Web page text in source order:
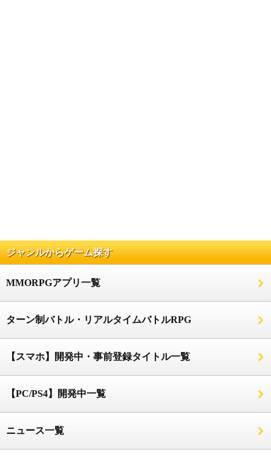
ジャンルからゲーム探す
MMORPGアプリ一覧
ターン制バトル・リアルタイムバトルRPG
【スマホ】開発中・事前登録タイトル一覧
【PC/PS4】開発中一覧
ニュース一覧